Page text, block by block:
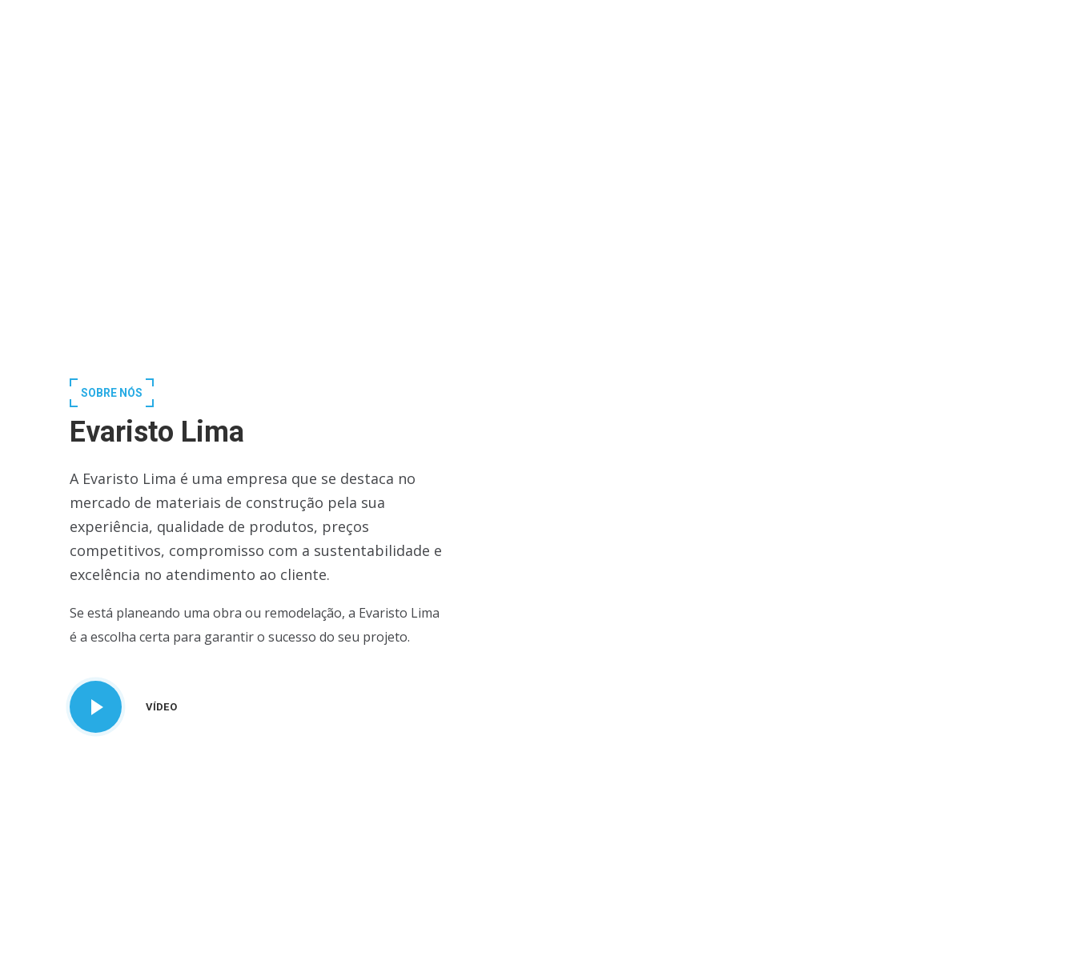
SOBRE NÓS
Evaristo Lima
A Evaristo Lima é uma empresa que se destaca no
mercado de materiais de construção pela sua
experiência, qualidade de produtos, preços
competitivos, compromisso com a sustentabilidade e
excelência no atendimento ao cliente.
Se está planeando uma obra ou remodelação, a Evaristo Lima
é a escolha certa para garantir o sucesso do seu projeto.
VÍDEO